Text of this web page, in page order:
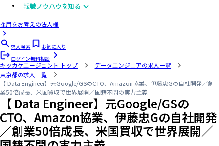
転職ノウハウを知る
採用をお考えの法人様
求人検索
お気に入り
ログイン無料相談
キッカケエージェント トップ
データエンジニアの求人一覧
東京都の求人一覧
【 Data Engineer】元Google/GSのCTO、Amazon協業、伊藤忠Gの自社開発／創
業50倍成長、米国買収で世界展開／国籍不問の実力主義
【 Data Engineer】元Google/GSの
CTO、Amazon協業、伊藤忠Gの自社開発
／創業50倍成長、米国買収で世界展開／